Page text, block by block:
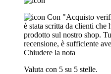
Con "Acquisto
è stata scritta da clienti che
prodotto sul nostro shop.
recensione, è sufficiente
Chiudere la nota
Valuta con 5 su 5 stelle.